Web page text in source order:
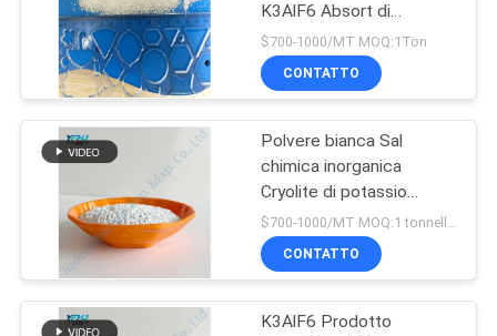
K3AlF6 Absort di
alluminio
$700-1000/MT MOQ:1Ton
CONTATTO
Polvere bianca Sal
chimica inorganica
Cryolite di potassio
K3AlF6
CONTATTO
K3AlF6 Prodotto